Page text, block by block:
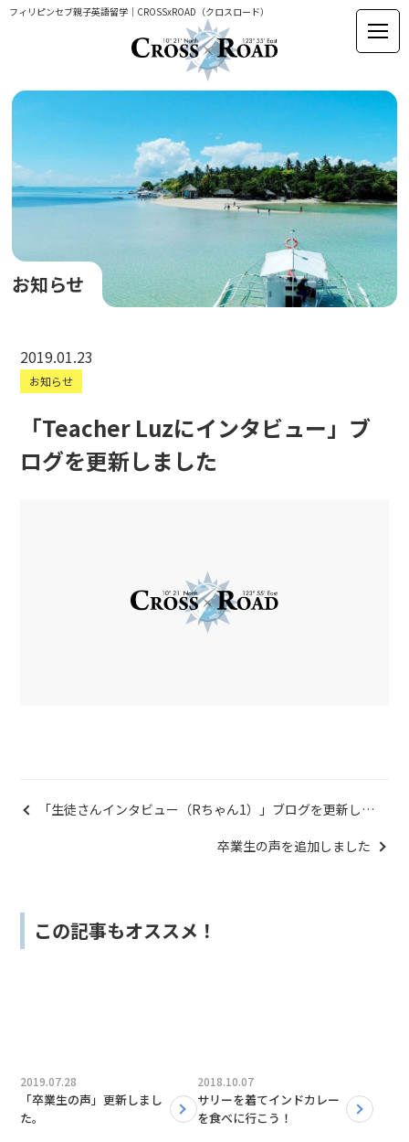
フィリピンセブ親子英語留学｜CROSSxROAD（クロスロード）
お知らせ
2019.01.23
お知らせ
「Teacher Luzにインタビュー」ブ
ログを更新しました
「生徒さんインタビュー（Rちゃん1）」ブログを更新しま
卒業生の声を追加しました
この記事もオススメ！
2019.07.28
「卒業生の声」更新しまし
た。
2018.10.07
サリーを着てインドカレー
を食べに行こう！